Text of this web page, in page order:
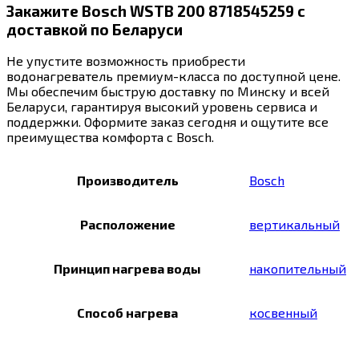
Закажите Bosch WSTB 200 8718545259 с
доставкой по Беларуси
Не упустите возможность приобрести
водонагреватель премиум-класса по доступной цене.
Мы обеспечим быструю доставку по Минску и всей
Беларуси, гарантируя высокий уровень сервиса и
поддержки. Оформите заказ сегодня и ощутите все
преимущества комфорта с Bosch.
Производитель Bosch
Расположение вертикальный
Принцип нагрева воды накопительный
Способ нагрева косвенный